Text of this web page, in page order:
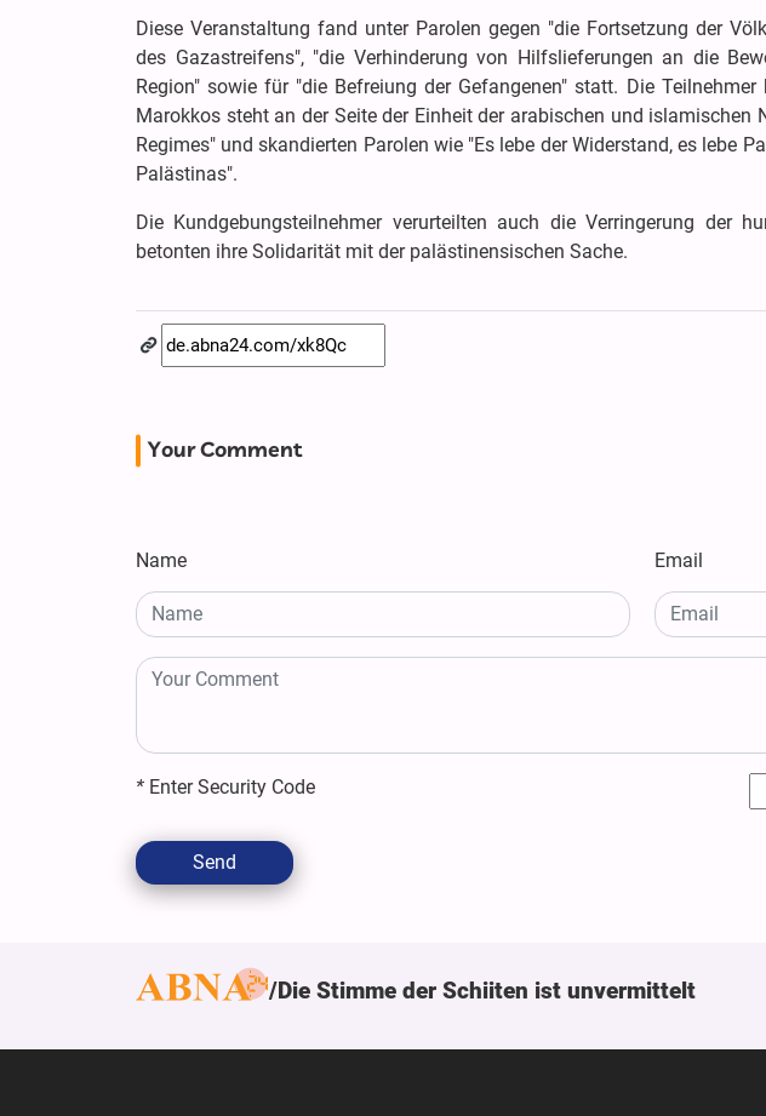
Diese Veranstaltung fand unter Parolen gegen "die Fortsetzung der
des Gazastreifens", "die Verhinderung von Hilfslieferungen an die
Region" sowie für "die Befreiung der Gefangenen" statt. Die
Marokkos steht an der Seite der Einheit der arabischen und islamischen
Regimes" und skandierten Parolen wie "Es lebe der Widerstand, es lebe
Palästinas".
Die Kundgebungsteilnehmer verurteilten auch die Verringerung der
betonten ihre Solidarität mit der palästinensischen Sache.
Your Comment
Name Email
* Enter Security Code
Send
Die Stimme der Schiiten ist unvermittelt